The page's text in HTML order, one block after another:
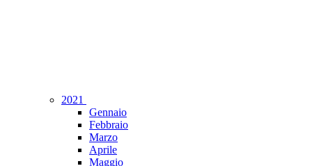
2021
Gennaio
Febbraio
Marzo
Aprile
Maggio